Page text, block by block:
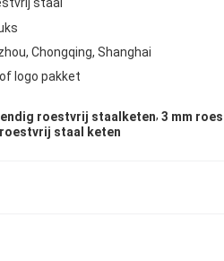
staal
Chongqing, Shanghai
logo pakket
roestvrij staalketen, 3 mm
staal keten